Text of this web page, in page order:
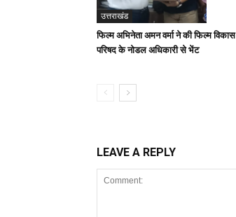
उत्तराखंड
फिल्म अभिनेता अमन वर्मा ने की फिल्म विकास
परिषद के नोडल अधिकारी से भेंट
LEAVE A REPLY